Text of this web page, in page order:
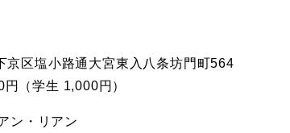
京区塩小路通大宮東入八条坊門町564
（学生 1,000円）
ン・リアン